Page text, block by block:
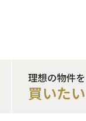
理想の物件を
買いたい